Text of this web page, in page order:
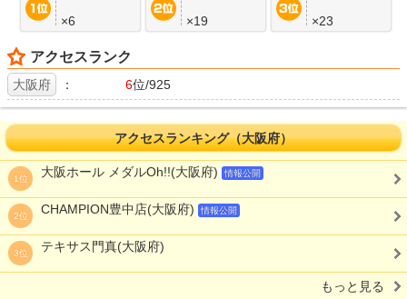
×6 ×19 ×23
アクセスランク
大阪府 ： 6位/925
アクセスランキング（大阪府）
1位 大阪ホール メダルOh!!(大阪府) 情報公開
2位 CHAMPION豊中店(大阪府) 情報公開
3位 テキサス門真(大阪府)
もっと見る